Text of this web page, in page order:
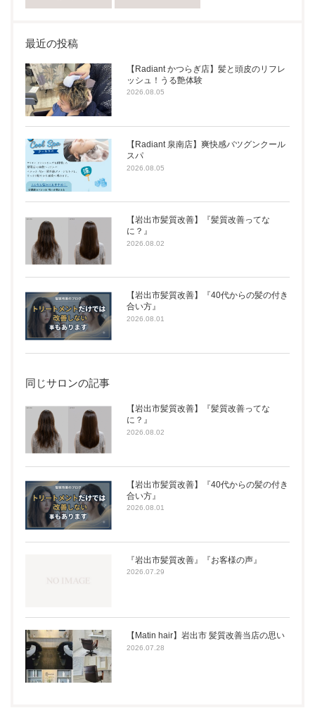
最近の投稿
【Radiant かつらぎ店】髪と頭皮のリフレ
ッシュ！うる艶体験
2026.08.05
【Radiant 泉南店】爽快感バツグンクール
スパ
2026.08.05
【岩出市髪質改善】『髪質改善ってな
に？』
2026.08.02
【岩出市髪質改善】『40代からの髪の付き
合い方』
2026.08.01
同じサロンの記事
【岩出市髪質改善】『髪質改善ってな
に？』
2026.08.02
【岩出市髪質改善】『40代からの髪の付き
合い方』
2026.08.01
『岩出市髪質改善』『お客様の声』
2026.07.29
【Matin hair】岩出市 髪質改善当店の思い
2026.07.28